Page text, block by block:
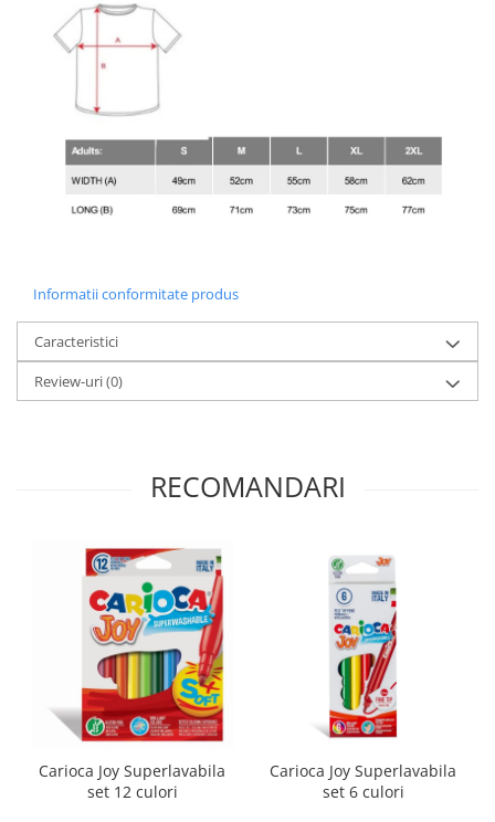
Informatii conformitate produs
Caracteristici
Review-uri(0)
RECOMANDARI
Carioca Joy Superlavabila
set 12 culori
Carioca Joy Superlavabila
set 6 culori